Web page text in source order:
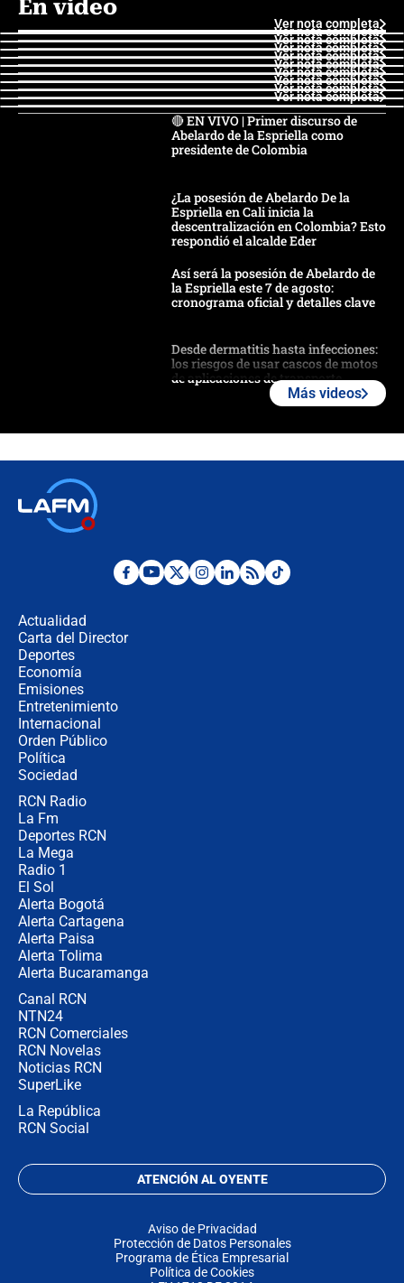
En video
Ver nota completa
Ver nota completa
Ver nota completa
Ver nota completa
Ver nota completa
Ver nota completa
Ver nota completa
Ver nota completa
Ver nota completa
Ver nota completa
🔴 EN VIVO | Primer discurso de
Abelardo de la Espriella como
presidente de Colombia
¿La posesión de Abelardo De la
Espriella en Cali inicia la
descentralización en Colombia? Esto
respondió el alcalde Eder
Así será la posesión de Abelardo de
la Espriella este 7 de agosto:
cronograma oficial y detalles clave
Desde dermatitis hasta infecciones:
los riesgos de usar cascos de motos
de aplicaciones de transporte
Posesión de Abelardo De La Espriella
Más videos
Actualidad
Carta del Director
Deportes
Economía
Emisiones
Entretenimiento
Internacional
Orden Público
Política
Sociedad
RCN Radio
La Fm
Deportes RCN
La Mega
Radio 1
El Sol
Alerta Bogotá
Alerta Cartagena
Alerta Paisa
Alerta Tolima
Alerta Bucaramanga
Canal RCN
NTN24
RCN Comerciales
RCN Novelas
Noticias RCN
SuperLike
La República
RCN Social
ATENCIÓN AL OYENTE
Aviso de Privacidad
Protección de Datos Personales
Programa de Ética Empresarial
Política de Cookies